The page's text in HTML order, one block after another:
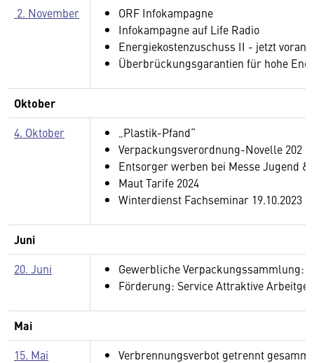
2. November
ORF Infokampagne
Infokampagne auf Life Radio
Energiekostenzuschuss II - jetzt
Überbrückungsgarantien für hohe
Oktober
4. Oktober
„Plastik-Pfand“
Verpackungsverordnung-Novelle 202
Entsorger werben bei Messe Jugend
Maut Tarife 2024
Winterdienst Fachseminar 19.10.2023
Juni
20. Juni
Gewerbliche Verpackungssammlung:
Förderung: Service Attraktive
Mai
15. Mai
Verbrennungsverbot getrennt